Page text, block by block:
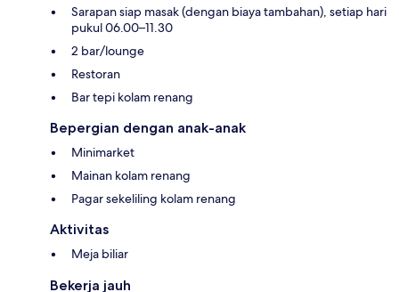
Sarapan siap masak (dengan biaya tambahan), setiap hari
pukul 06.00–11.30
2 bar/lounge
Restoran
Bar tepi kolam renang
Bepergian dengan anak-anak
Minimarket
Mainan kolam renang
Pagar sekeliling kolam renang
Aktivitas
Meja biliar
Bekerja jauh